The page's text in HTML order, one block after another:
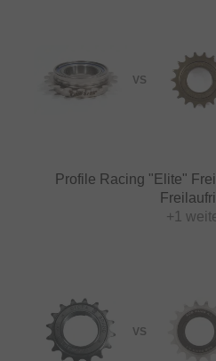
VS
Profile Racing "Elite"
+1
VS